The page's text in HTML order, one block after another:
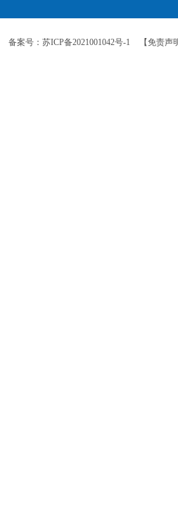
备案号：苏ICP备2021001042号-1 【免责声